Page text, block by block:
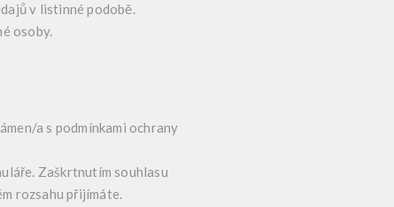
v listinné podobě.
osoby.
a s podmínkami ochrany
Zaškrtnutím souhlasu
rozsahu přijímáte.